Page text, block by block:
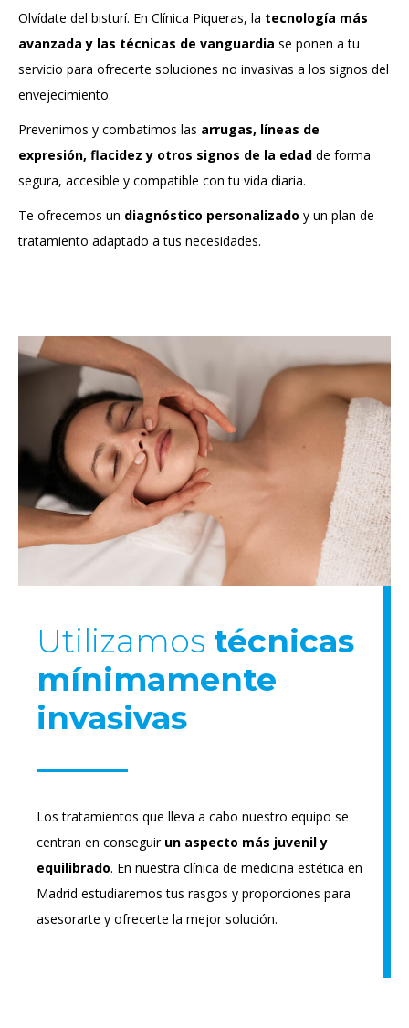
Olvídate del bisturí. En Clínica Piqueras, la tecnología más
avanzada y las técnicas de vanguardia se ponen a tu
servicio para ofrecerte soluciones no invasivas a los signos del
envejecimiento.
Prevenimos y combatimos las arrugas, líneas de
expresión, flacidez y otros signos de la edad de forma
segura, accesible y compatible con tu vida diaria.
Te ofrecemos un diagnóstico personalizado y un plan de
tratamiento adaptado a tus necesidades.
Utilizamos técnicas
mínimamente
invasivas
Los tratamientos que lleva a cabo nuestro equipo se
centran en conseguir un aspecto más juvenil y
equilibrado. En nuestra clínica de medicina estética en
Madrid estudiaremos tus rasgos y proporciones para
asesorarte y ofrecerte la mejor solución.